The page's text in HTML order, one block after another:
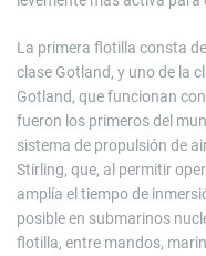
La primera flotilla consta
clase Gotland, y uno de la
Gotland, que funcionan
fueron los primeros del
sistema de propulsión de
Stirling, que, al permitir
amplía el tiempo de
posible en submarinos
flotilla, entre mandos,